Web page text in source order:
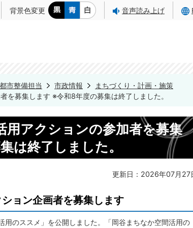
背景色変更 音声読み上げ
都市整備担当 市政情報
まちづくり・計画・施策
を募集します ※令和8年度の募集は終了しました。
用アクションの参加者を募集
は終了しました。
更新日：2026年07月27
ョン企画者を募集します
のススメ」を公開しました。「岡谷まちなか空間活用の